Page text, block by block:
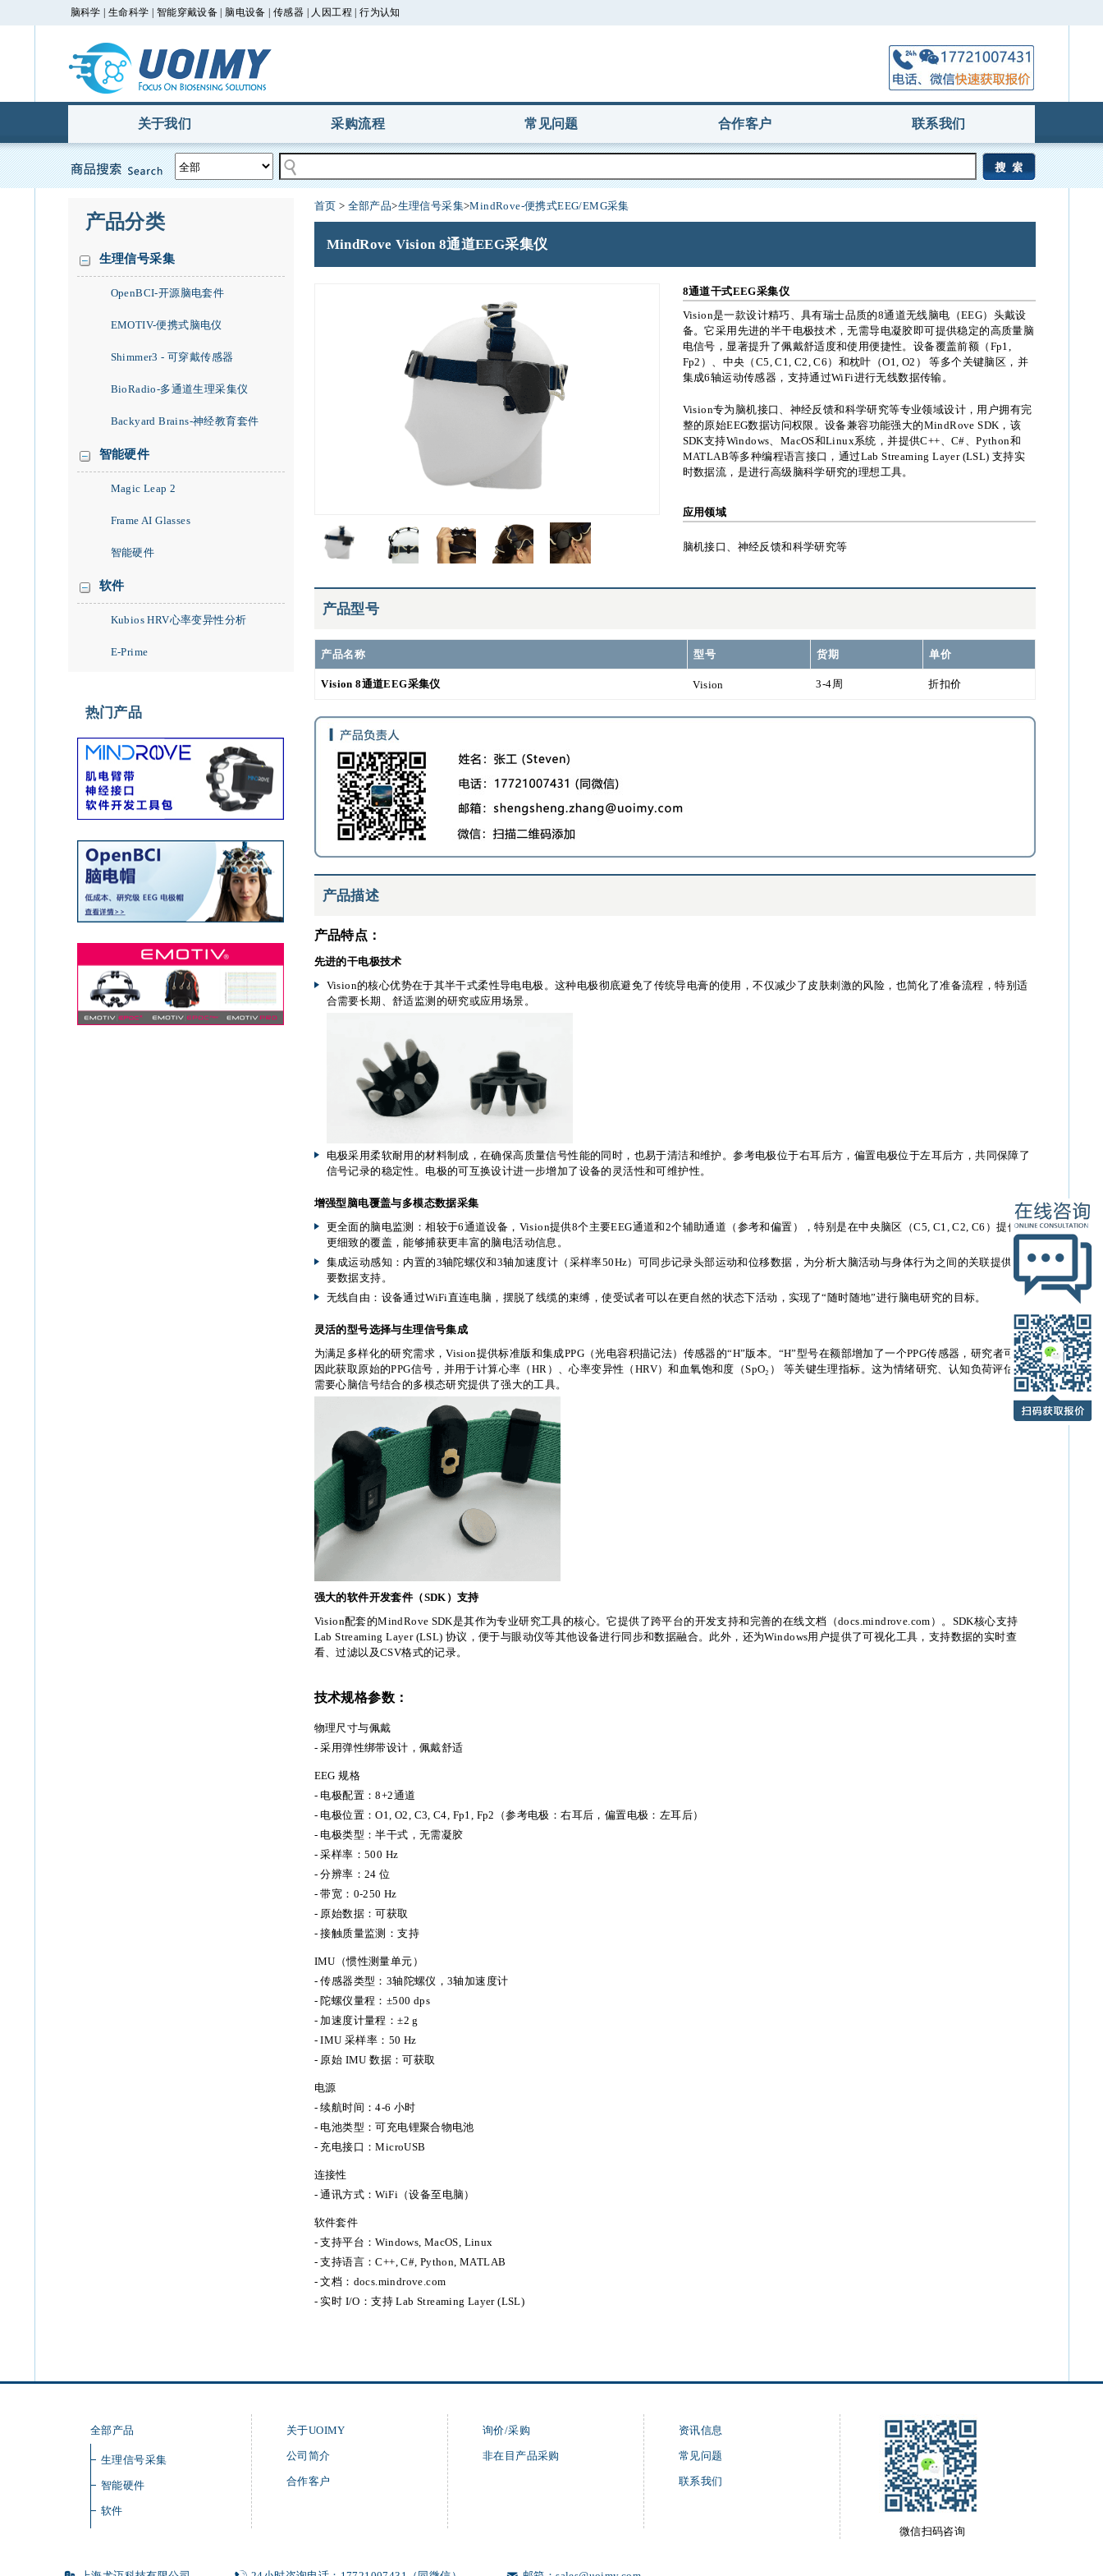
脑科学 | 生命科学 | 智能穿戴设备 | 脑电设备 | 传感器 | 人因工程 | 行为认知
关于我们 采购流程 常见问题 合作客户 联系我们
首页 > 全部产品>生理信号采集>MindRove-便携式EEG/EMG采集
MindRove Vision 8通道EEG采集仪
8通道干式EEG采集仪
Vision是一款设计精巧、具有瑞士品质的8通道无线脑电（EEG）头戴设
备。它采用先进的半干电极技术，无需导电凝胶即可提供稳定的高质量脑
电信号，显著提升了佩戴舒适度和使用便捷性。设备覆盖前额（Fp1,
Fp2）、中央（C5, C1, C2, C6）和枕叶（O1, O2） 等多个关键脑区，并
集成6轴运动传感器，支持通过WiFi进行无线数据传输。
Vision专为脑机接口、神经反馈和科学研究等专业领域设计，用户拥有完
整的原始EEG数据访问权限。设备兼容功能强大的MindRove SDK，该
SDK支持Windows、MacOS和Linux系统，并提供C++、C#、Python和
MATLAB等多种编程语言接口，通过Lab Streaming Layer (LSL) 支持实
时数据流，是进行高级脑科学研究的理想工具。
应用领域
脑机接口、神经反馈和科学研究等
产品型号
产品名称 型号 货期 单价
Vision 8通道EEG采集仪 Vision 3-4周 折扣价
产品描述
产品特点：
先进的干电极技术
Vision的核心优势在于其半干式柔性导电电极。这种电极彻底避免了传统导电膏的使用，不仅减少了皮肤刺激的风险，也简化了准备流程，特别适
合需要长期、舒适监测的研究或应用场景。
电极采用柔软耐用的材料制成，在确保高质量信号性能的同时，也易于清洁和维护。参考电极位于右耳后方，偏置电极位于左耳后方，共同保障了
信号记录的稳定性。电极的可互换设计进一步增加了设备的灵活性和可维护性。
增强型脑电覆盖与多模态数据采集
更全面的脑电监测：相较于6通道设备，Vision提供8个主要EEG通道和2个辅助通道（参考和偏置），特别是在中央脑区（C5, C1, C2, C6）提供了
更细致的覆盖，能够捕获更丰富的脑电活动信息。
集成运动感知：内置的3轴陀螺仪和3轴加速度计（采样率50Hz）可同步记录头部运动和位移数据，为分析大脑活动与身体行为之间的关联提供了重
要数据支持。
无线自由：设备通过WiFi直连电脑，摆脱了线缆的束缚，使受试者可以在更自然的状态下活动，实现了“随时随地”进行脑电研究的目标。
灵活的型号选择与生理信号集成
为满足多样化的研究需求，Vision提供标准版和集成PPG（光电容积描记法）传感器的“H”版本。“H”型号在额部增加了一个PPG传感器，研究者可以
因此获取原始的PPG信号，并用于计算心率（HR）、心率变异性（HRV）和血氧饱和度（SpO₂） 等关键生理指标。这为情绪研究、认知负荷评估等
需要心脑信号结合的多模态研究提供了强大的工具。
强大的软件开发套件（SDK）支持
Vision配套的MindRove SDK是其作为专业研究工具的核心。它提供了跨平台的开发支持和完善的在线文档（docs.mindrove.com）。SDK核心支持
Lab Streaming Layer (LSL) 协议，便于与眼动仪等其他设备进行同步和数据融合。此外，还为Windows用户提供了可视化工具，支持数据的实时查
看、过滤以及CSV格式的记录。
技术规格参数：
物理尺寸与佩戴
- 采用弹性绑带设计，佩戴舒适
EEG 规格
- 电极配置：8+2通道
- 电极位置：O1, O2, C3, C4, Fp1, Fp2（参考电极：右耳后，偏置电极：左耳后）
- 电极类型：半干式，无需凝胶
- 采样率：500 Hz
- 分辨率：24 位
- 带宽：0-250 Hz
- 原始数据：可获取
- 接触质量监测：支持
IMU（惯性测量单元）
- 传感器类型：3轴陀螺仪，3轴加速度计
- 陀螺仪量程：±500 dps
- 加速度计量程：±2 g
- IMU 采样率：50 Hz
- 原始 IMU 数据：可获取
电源
- 续航时间：4-6 小时
- 电池类型：可充电锂聚合物电池
- 充电接口：MicroUSB
连接性
- 通讯方式：WiFi（设备至电脑）
软件套件
- 支持平台：Windows, MacOS, Linux
- 支持语言：C++, C#, Python, MATLAB
- 文档：docs.mindrove.com
- 实时 I/O：支持 Lab Streaming Layer (LSL)
产品分类
生理信号采集
OpenBCI-开源脑电套件
EMOTIV-便携式脑电仪
Shimmer3 - 可穿戴传感器
BioRadio-多通道生理采集仪
Backyard Brains-神经教育套件
智能硬件
Magic Leap 2
Frame AI Glasses
智能硬件
软件
Kubios HRV心率变异性分析
E-Prime
热门产品
全部产品
生理信号采集
智能硬件
软件
关于UOIMY
公司简介
合作客户
询价/采购
非在目产品采购
资讯信息
常见问题
联系我们
微信扫码咨询